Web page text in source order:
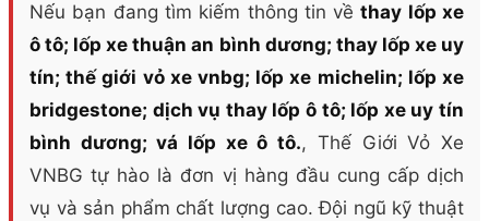
Nếu bạn đang tìm kiếm thông tin vềthay lốp xe
ô tô; lốp xe thuận an bình dương; thay lốp xe uy
tín; thế giới vỏ xe vnbg; lốp xe michelin; lốp xe
bridgestone; dịch vụ thay lốp ô tô; lốp xe uy tín
bình dương; vá lốp xe ô tô., Thế Giới Vỏ Xe
VNBG tự hào là đơn vị hàng đầu cung cấp dịch
vụ và sản phẩm chất lượng cao. Đội ngũ kỹ thuật